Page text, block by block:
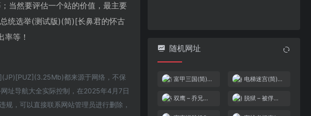
当然要评估一个站的价值，最主要
统选举(测试版)(简)[长鼻君的怀古
等！
都来源于网络，不保
址导航大全实际控制，在2025年4月7日
，可以直接联系网站管理员进行删除，
随机网址
富甲三国(简)[外星科技](CN)[TAB](8Mb) 电梯迷宫(简)[高伟](JP)[ACT](0.31Mb)
双鹰 – 乔兄弟的复仇(简)[虫儿](JP)[STG](1Mb) 脱狱 – 被俘的战斗(简)[星空](JP)[ACT](2Mb)